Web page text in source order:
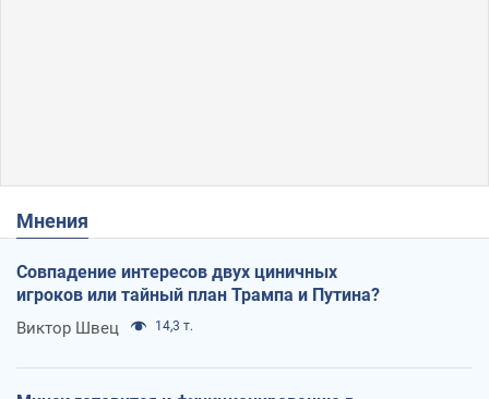
Мнения
Совпадение интересов двух циничных
игроков или тайный план Трампа и Путина?
Виктор Швец 14,3 т.